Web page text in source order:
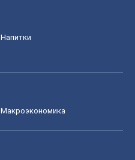
Напитки
Mакроэкономика